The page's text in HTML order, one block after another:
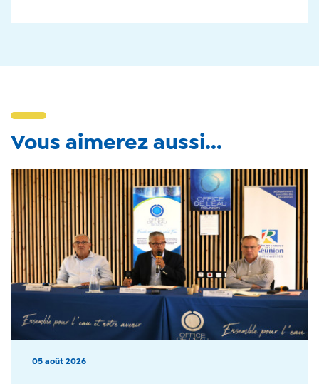
Vous aimerez aussi...
05 août 2026